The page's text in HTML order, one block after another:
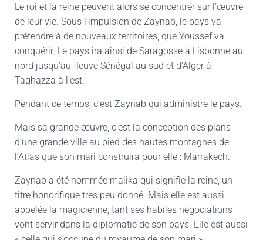
Le roi et la reine peuvent alors se concentrer sur l’œuvre
de leur vie. Sous l’impulsion de Zaynab, le pays va
prétendre à de nouveaux territoires, que Youssef va
conquérir. Le pays ira ainsi de Saragosse à Lisbonne au
nord jusqu’au fleuve Sénégal au sud et d’Alger à
Taghazza à l’est.
Pendant ce temps, c’est Zaynab qui administre le pays.
Mais sa grande œuvre, c’est la conception des plans
d’une grande ville au pied des hautes montagnes de
l’Atlas que son mari construira pour elle : Marrakech.
Zaynab a été nommée malika qui signifie la reine, un
titre honorifique très peu donné. Mais elle est aussi
appelée la magicienne, tant ses habiles négociations
vont servir dans la diplomatie de son pays. Elle est aussi